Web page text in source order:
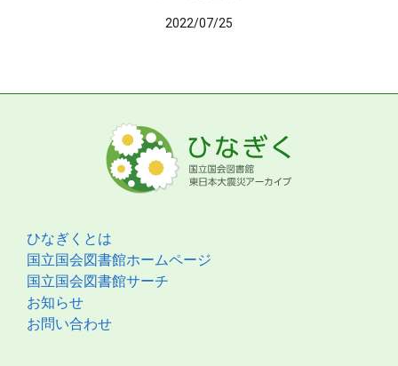
2022/07/25
ひなぎくとは
国立国会図書館ホームページ
国立国会図書館サーチ
お知らせ
お問い合わせ